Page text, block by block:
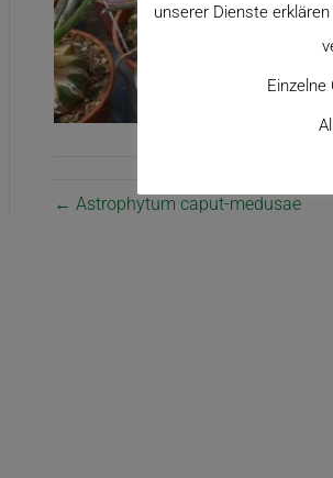
← Astrophytum caput-medusae
unserer Dienste
Einzelne